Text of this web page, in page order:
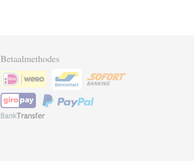
Betaalmethodes